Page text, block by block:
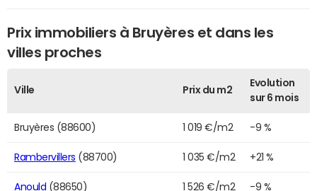
Prix immobiliers à Bruyères et dans les
villes proches
Ville Prix du m2
Evolution
sur 6 mois
Bruyères (88600) 1 019 €/m2 -9 %
Rambervillers (88700) 1 035 €/m2 +21 %
Anould (88650) 1 526 €/m2 -9 %